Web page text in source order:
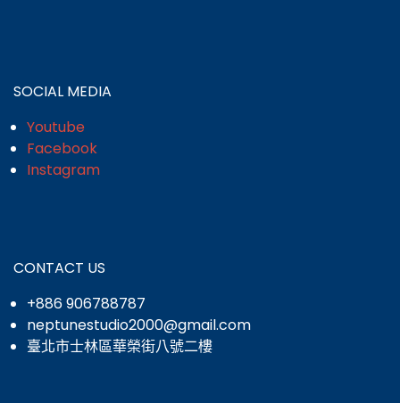
SOCIAL MEDIA
Youtube
Facebook
Instagram
CONTACT US
+886 906788787
neptunestudio2000@gmail.com
臺北市士林區華榮街八號二樓